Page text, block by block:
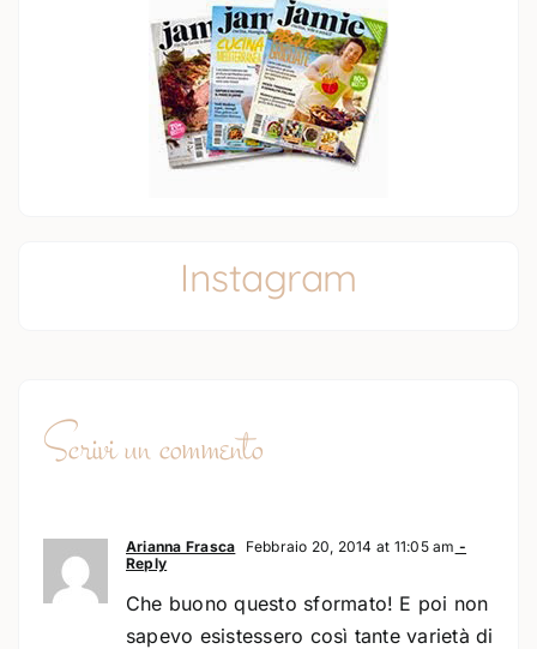
Instagram
Scrivi un commento
Arianna Frasca Febbraio 20, 2014 at 11:05 am -
Reply
Che buono questo sformato! E poi non
sapevo esistessero così tante varietà di